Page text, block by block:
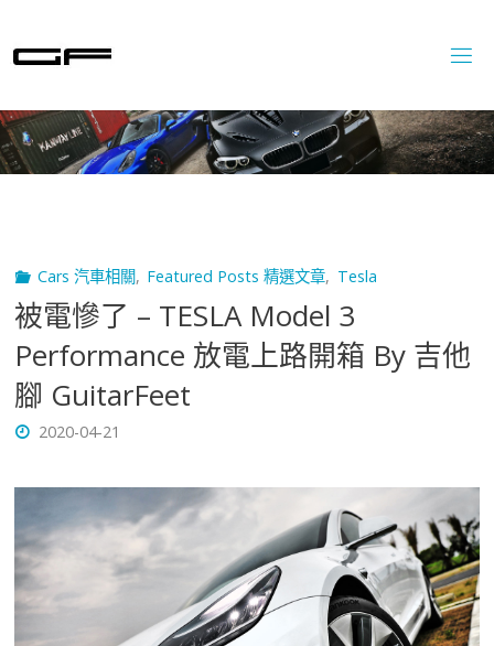
content
Cars 汽車相關, Featured Posts 精選文章, Tesla
被電慘了 – TESLA Model 3
Performance 放電上路開箱 By 吉他
腳 GuitarFeet
2020-04-21